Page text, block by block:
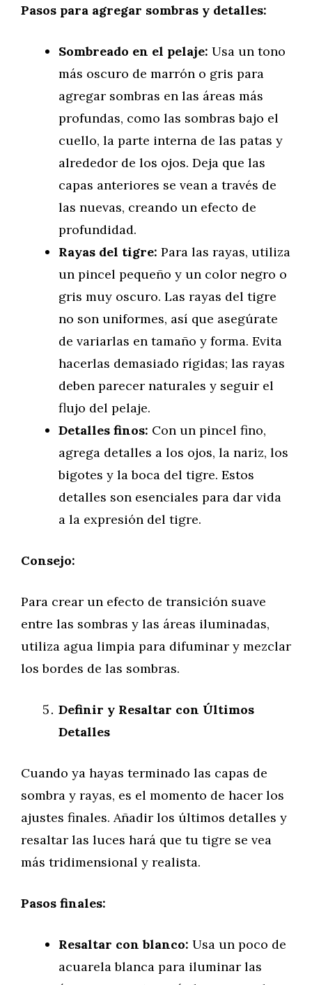
Pasos para agregar sombras y detalles:
Sombreado en el pelaje: Usa un tono
más oscuro de marrón o gris para
agregar sombras en las áreas más
profundas, como las sombras bajo el
cuello, la parte interna de las patas y
alrededor de los ojos. Deja que las
capas anteriores se vean a través de
las nuevas, creando un efecto de
profundidad.
Rayas del tigre: Para las rayas, utiliza
un pincel pequeño y un color negro o
gris muy oscuro. Las rayas del tigre
no son uniformes, así que asegúrate
de variarlas en tamaño y forma. Evita
hacerlas demasiado rígidas; las rayas
deben parecer naturales y seguir el
flujo del pelaje.
Detalles finos: Con un pincel fino,
agrega detalles a los ojos, la nariz, los
bigotes y la boca del tigre. Estos
detalles son esenciales para dar vida
a la expresión del tigre.
Consejo:
Para crear un efecto de transición suave
entre las sombras y las áreas iluminadas,
utiliza agua limpia para difuminar y mezclar
los bordes de las sombras.
Definir y Resaltar con Últimos
Detalles
Cuando ya hayas terminado las capas de
sombra y rayas, es el momento de hacer los
ajustes finales. Añadir los últimos detalles y
resaltar las luces hará que tu tigre se vea
más tridimensional y realista.
Pasos finales:
Resaltar con blanco: Usa un poco de
acuarela blanca para iluminar las